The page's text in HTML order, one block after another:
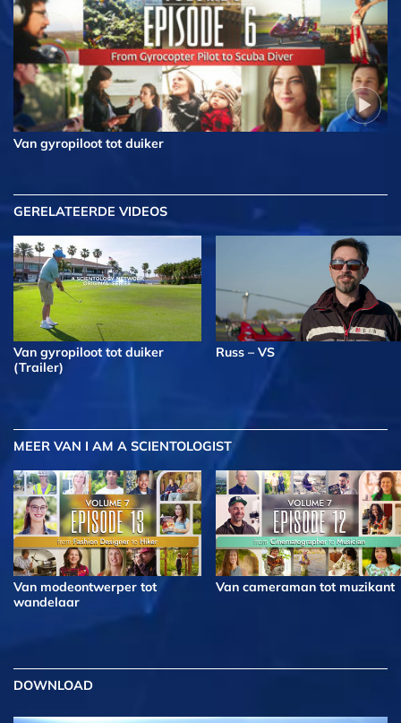
Van gyropiloot tot duiker
GERELATEERDE VIDEOS
Van gyropiloot tot duiker
(Trailer)
Russ – VS
MEER VAN I AM A SCIENTOLOGIST
Van modeontwerper tot
wandelaar
Van cameraman tot muzikant
DOWNLOAD